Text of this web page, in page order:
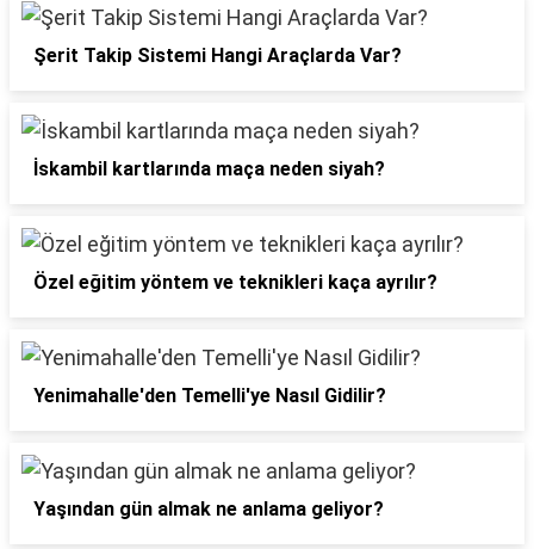
Şerit Takip Sistemi Hangi Araçlarda Var?
İskambil kartlarında maça neden siyah?
Özel eğitim yöntem ve teknikleri kaça ayrılır?
Yenimahalle'den Temelli'ye Nasıl Gidilir?
Yaşından gün almak ne anlama geliyor?